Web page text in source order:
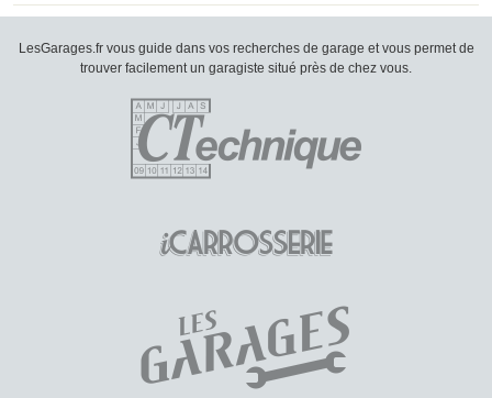
LesGarages.fr vous guide dans vos recherches de garage et vous permet de
trouver facilement un garagiste situé près de chez vous.